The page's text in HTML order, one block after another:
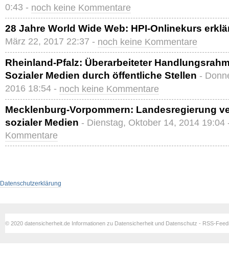
0:43 - noch keine Kommentare
28 Jahre World Wide Web: HPI-Onlinekurs
März 22, 2017 22:37 - noch keine Kommentare
Rheinland-Pfalz: Überarbeiteter
Sozialer Medien durch öffentliche Stellen -
2016 18:54 - noch keine Kommentare
Mecklenburg-Vorpommern: Landesregierung
sozialer Medien - Dienstag, Oktober 14, 2014
Kommentare
Datenschutzerklärung
© 2020 datensicherheit.de Informationen zu Datensicherheit und Datenschutz - RSS-